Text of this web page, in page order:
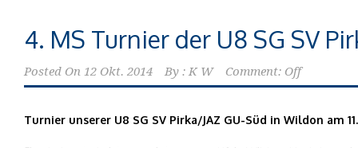
4. MS Turnier der U8 SG SV
Posted On 12 Okt. 2014 By : K W Comment: Off
Turnier unserer U8 SG SV Pirka/JAZ GU-Süd in Wildon am